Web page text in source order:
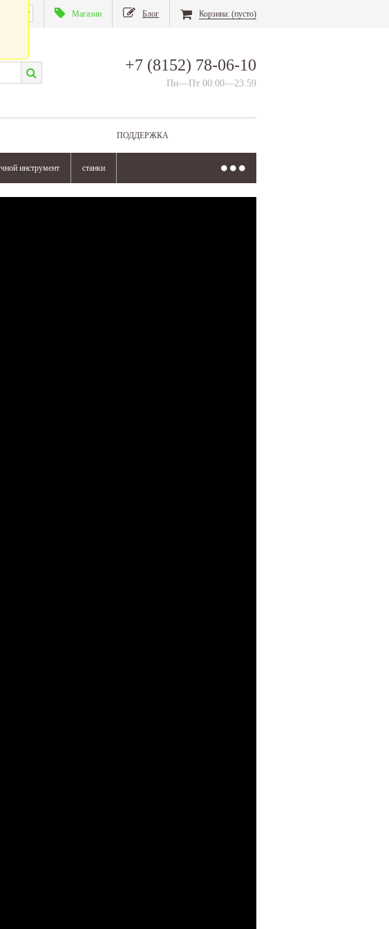
Магазин Блог Корзина: (пусто)
+7 (8152) 78-06-10
Пн—Пт 00:00—23:59
ПОДДЕРЖКА
инструмент станки